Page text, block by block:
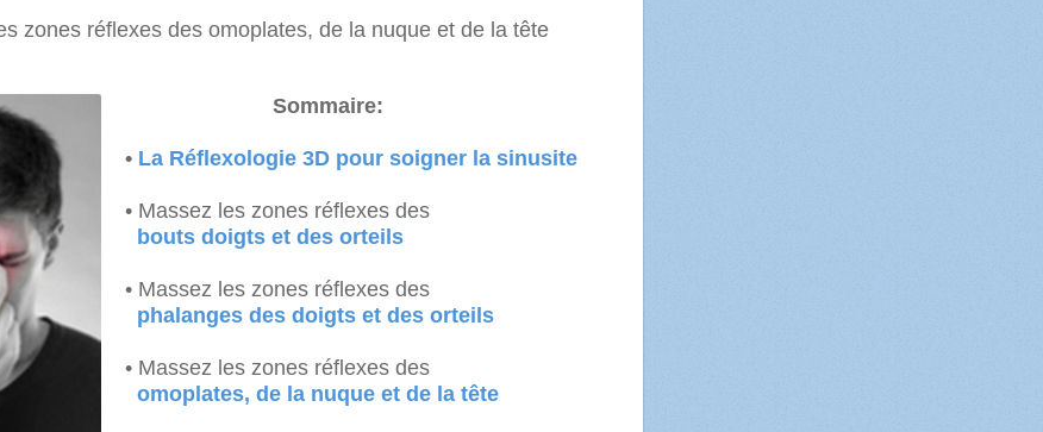
zones réflexes des omoplates, de la nuque et de la tête
Sommaire:
• La Réflexologie 3D pour soigner la sinusite
• Massez les zones réflexes des
bouts doigts et des orteils
• Massez les zones réflexes des
phalanges des doigts et des orteils
• Massez les zones réflexes des
omoplates, de la nuque et de la tête